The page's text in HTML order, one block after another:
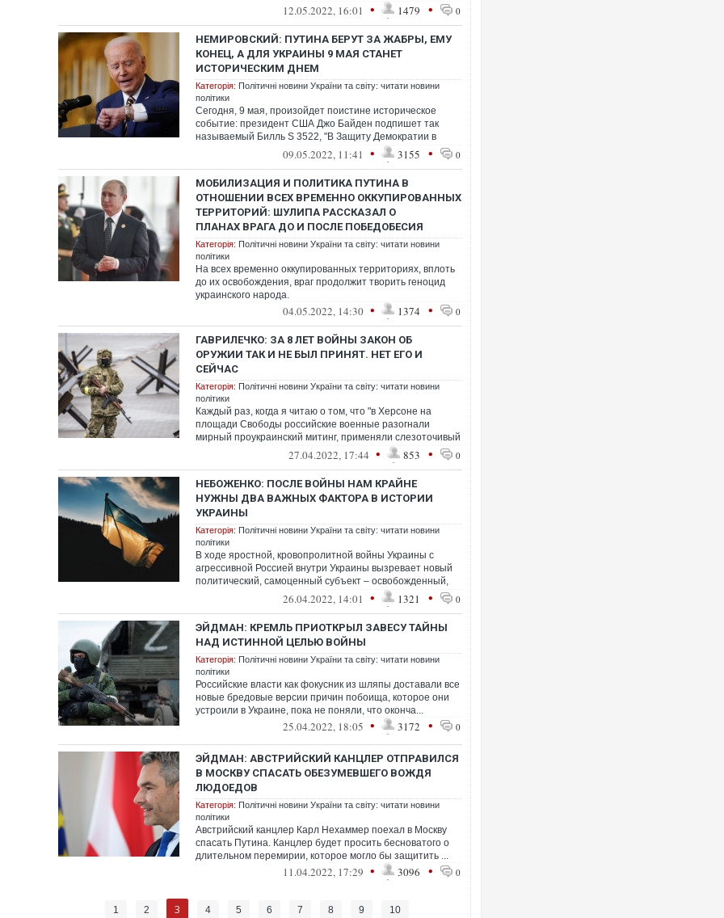
12.05.2022, 16:01 • 1479 • 0
НЕМИРОВСКИЙ: ПУТИНА БЕРУТ ЗА ЖАБРЫ, ЕМУ
КОНЕЦ, А ДЛЯ УКРАИНЫ 9 МАЯ СТАНЕТ
ИСТОРИЧЕСКИМ ДНЕМ
Категорія: Політичні новини України та світу: читати новини
політики
Сегодня, 9 мая, произойдет поистине историческое
событие: президент США Джо Байден подпишет так
называемый Билль S 3522, "В Защиту Демократии в
09.05.2022, 11:41 • 3155 • 0
МОБИЛИЗАЦИЯ И ПОЛИТИКА ПУТИНА В
ОТНОШЕНИИ ВСЕХ ВРЕМЕННО ОККУПИРОВАННЫХ
ТЕРРИТОРИЙ: ШУЛИПА РАССКАЗАЛ О
ПЛАНАХ ВРАГА ДО И ПОСЛЕ ПОБЕДОБЕСИЯ
Категорія: Політичні новини України та світу: читати новини
політики
На всех временно оккупированных территориях, вплоть
до их освобождения, враг продолжит творить геноцид
украинского народа.
04.05.2022, 14:30 • 1374 • 0
ГАВРИЛЕЧКО: ЗА 8 ЛЕТ ВОЙНЫ ЗАКОН ОБ
ОРУЖИИ ТАК И НЕ БЫЛ ПРИНЯТ. НЕТ ЕГО И
СЕЙЧАС
Категорія: Політичні новини України та світу: читати новини
політики
Каждый раз, когда я читаю о том, что "в Херсоне на
площади Свободы российские военные разогнали
мирный проукраинский митинг, применяли слезоточивый
27.04.2022, 17:44 • 853 • 0
НЕБОЖЕНКО: ПОСЛЕ ВОЙНЫ НАМ КРАЙНЕ
НУЖНЫ ДВА ВАЖНЫХ ФАКТОРА В ИСТОРИИ
УКРАИНЫ
Категорія: Політичні новини України та світу: читати новини
політики
В ходе яростной, кровопролитной войны Украины с
агрессивной Россией внутри Украины вызревает новый
политический, самоценный субъект – освобожденный,
26.04.2022, 14:01 • 1321 • 0
ЭЙДМАН: КРЕМЛЬ ПРИОТКРЫЛ ЗАВЕСУ ТАЙНЫ
НАД ИСТИННОЙ ЦЕЛЬЮ ВОЙНЫ
Категорія: Політичні новини України та світу: читати новини
політики
Российские власти как фокусник из шляпы доставали все
новые бредовые версии причин побоища, которое они
устроили в Украине, пока не поняли, что оконча...
25.04.2022, 18:05 • 3172 • 0
ЭЙДМАН: АВСТРИЙСКИЙ КАНЦЛЕР ОТПРАВИЛСЯ
В МОСКВУ СПАСАТЬ ОБЕЗУМЕВШЕГО ВОЖДЯ
ЛЮДОЕДОВ
Категорія: Політичні новини України та світу: читати новини
політики
Австрийский канцлер Карл Нехаммер поехал в Москву
спасать Путина. Канцлер будет просить бесноватого о
длительном перемирии, которое могло бы защитить ...
11.04.2022, 17:29 • 3096 • 0
1 2 3 4 5 6 7 8 9 10
Вже вивели на тести: Ferrari